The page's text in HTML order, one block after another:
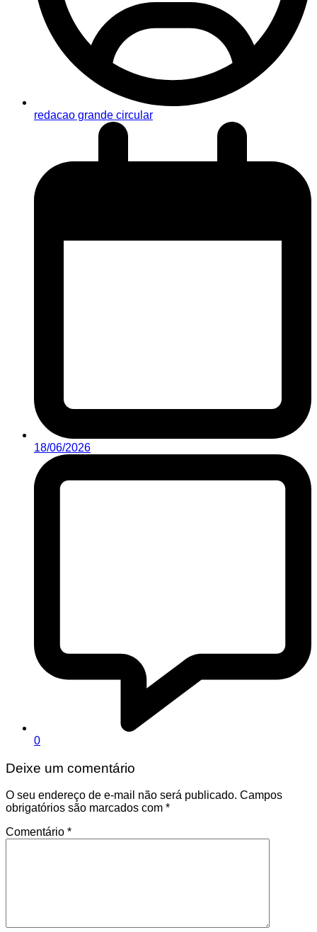
redacao grande circular
18/06/2026
0
Deixe um comentário
O seu endereço de e-mail não será publicado. Campos
obrigatórios são marcados com *
Comentário *